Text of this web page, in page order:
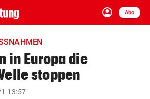
account_circle
Anmelden
Abo
close Schließen
arrow_right
in Europa die
stoppen
13:57